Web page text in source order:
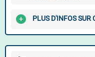
PLUS D'INFOS SUR